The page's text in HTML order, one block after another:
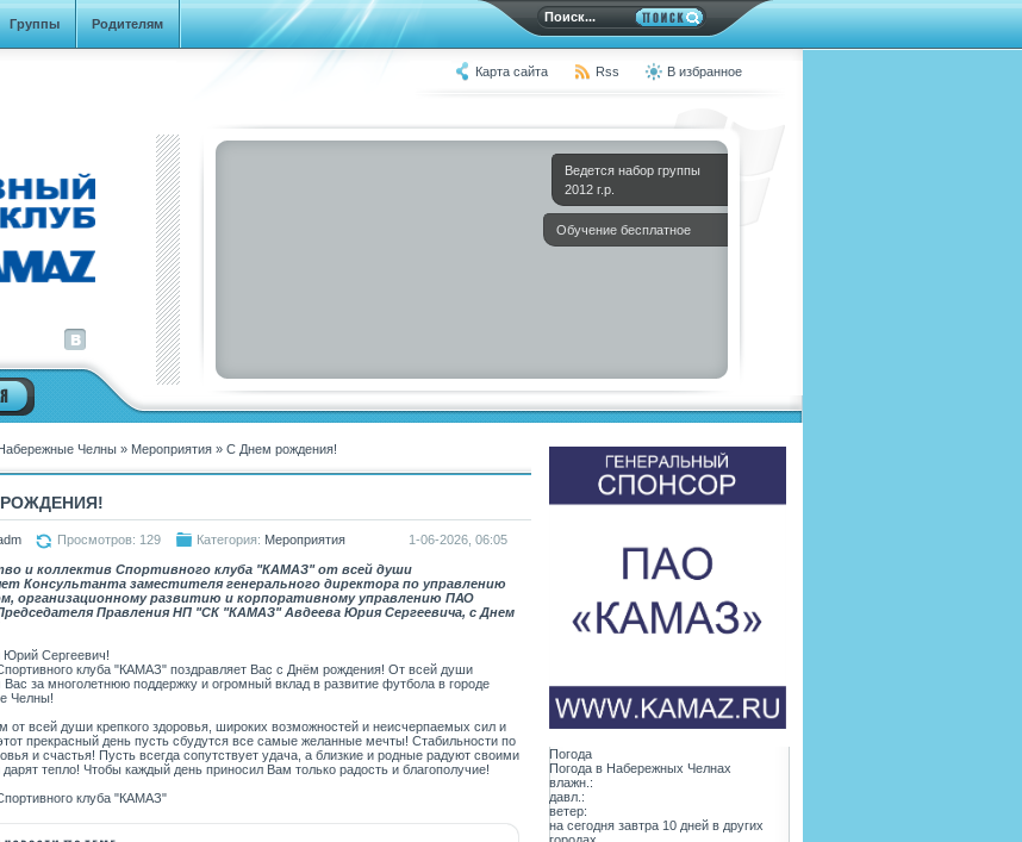
Группы Родителям
Карта сайта Rss В избранное
Ведется набор группы
2012 г.р.
Обучение бесплатное
детей"
Челны» Мероприятия» С Днем рождения!
Просмотров: 129 Категория: Мероприятия 1-06-2026, 06:05
и коллектив Спортивного клуба "КАМАЗ" от всей души
Консультанта заместителя генерального директора по управлению
организационному развитию и корпоративному управлению ПАО
Правления НП "СК "КАМАЗ" Авдеева Юрия Сергеевича, с Днем
Сергеевич!
клуба "КАМАЗ" поздравляет Вас с Днём рождения! От всей души
Вас за многолетнюю поддержку и огромный вклад в развитие футбола в городе
Челны!
всей души крепкого здоровья, широких возможностей и неисчерпаемых сил и
прекрасный день пусть сбудутся все самые желанные мечты! Стабильности по
и счастья! Пусть всегда сопутствует удача, а близкие и родные радуют своими
тепло! Чтобы каждый день приносил Вам только радость и благополучие!
клуба "КАМАЗ"
Погода
Погода в Набережных Челнах
влажн.:
давл.:
ветер:
на сегодня завтра 10 дней в других
городах